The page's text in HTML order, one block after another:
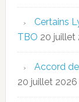
Certains
TBO 20 juillet
Accord
20 juillet 2026